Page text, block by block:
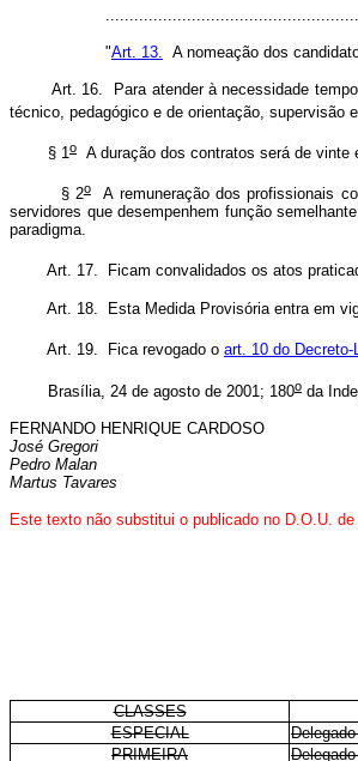
"Art. 13. A nomeação dos
Art. 16. Para atender à necessidade
técnico, pedagógico e de orientação, supervisão
§ 1o A duração dos contratos será de vinte
§ 2oA remuneração dos profissionais
servidores que desempenhem função
paradigma.
Art. 17. Ficam convalidados os atos
Art. 18. Esta Medida Provisória entra em
Art. 19. Fica revogado o art. 10 do Decreto-
Brasília, 24 de agosto de 2001; 180o da
FERNANDO HENRIQUE CARDOSO
José Gregori
Pedro Malan
Martus Tavares
Este texto não substitui o publicado no D.O.U.
CLASSES
ESPECIAL
PRIMEIRA